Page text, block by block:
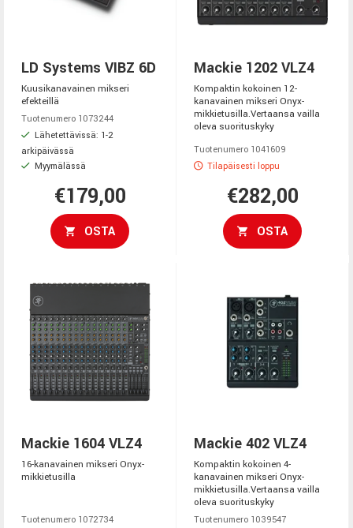
LD Systems VIBZ 6D
Kuusikanavainen mikseri
efekteillä
Tuotenumero 1073244
Lähetettävissä: 1-2
arkipäivässä
Myymälässä
€179,00
OSTA
Mackie 1202 VLZ4
Kompaktin kokoinen 12-
kanavainen mikseri Onyx-
mikkietusilla.Vertaansa vailla
oleva suorituskyky
Tuotenumero 1041609
Tilapäisesti loppu
€282,00
OSTA
Mackie 1604 VLZ4
16-kanavainen mikseri Onyx-
mikkietusilla
Tuotenumero 1072734
Mackie 402 VLZ4
Kompaktin kokoinen 4-
kanavainen mikseri Onyx-
mikkietusilla.Vertaansa vailla
oleva suorituskyky
Tuotenumero 1039547